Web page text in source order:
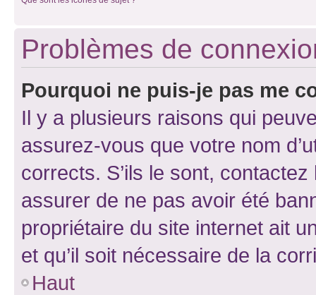
Problèmes de
Pourquoi ne puis-je pas me
Il y a plusieurs raisons qui
assurez-vous que votre nom
corrects. S’ils le sont,
assurer de ne pas avoir été
propriétaire du site internet ait
et qu’il soit nécessaire de la
Haut